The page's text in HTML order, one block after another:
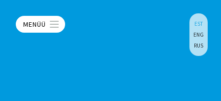
MENÜÜ
EST
ENG
RUS